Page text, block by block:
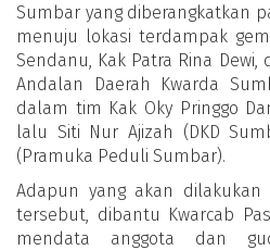
Sumbar yang diberangkatkan
menuju lokasi terdampak
Sendanu, Kak Patra Rina Dewi,
Andalan Daerah Kwarda
dalam tim Kak Oky Pringgo
lalu Siti Nur Ajizah (DKD
(Pramuka Peduli Sumbar).
Adapun yang akan
tersebut, dibantu Kwarcab
mendata anggota dan